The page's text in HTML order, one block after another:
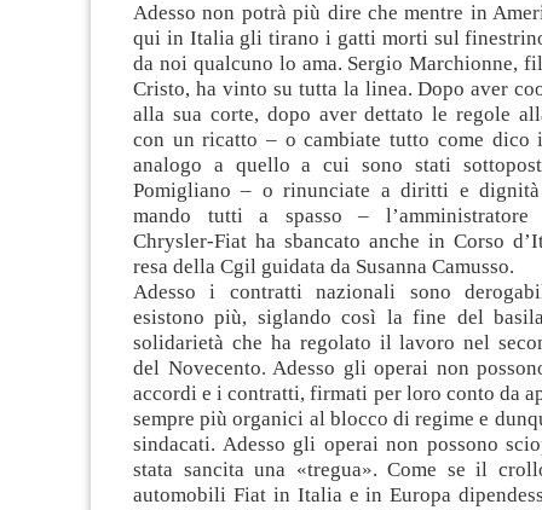
Adesso non potrà più dire che mentre in
qui in Italia gli tirano i gatti morti sul
da noi qualcuno lo ama. Sergio Marchionne,
Cristo, ha vinto su tutta la linea. Dopo aver
alla sua corte,dopo aver dettato le regole
con un ricatto – o cambiate tutto come
analogo a quello a cui sono stati
Pomigliano – o rinunciate a diritti e
mando tutti a spasso – l’amministratore
Chrysler-Fiat ha sbancato anche in Corso
resa della Cgil guidata da Susanna Camusso.
Adesso i contratti nazionali sono
esistono più, siglando così la fine del
solidarietà che ha regolato il lavoro nel
del Novecento. Adesso gli operai non
accordi e i contratti, firmati per loro conto da
sempre più organici al blocco di regime e
sindacati. Adesso gli operai non possono
stata sancita una «tregua». Come se il
automobili Fiat in Italia e in Europa